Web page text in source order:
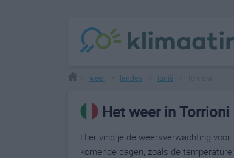
weer landen italië
Het weer in Torrioni
Hier vind je de weersverwachting
komende dagen, zoals de